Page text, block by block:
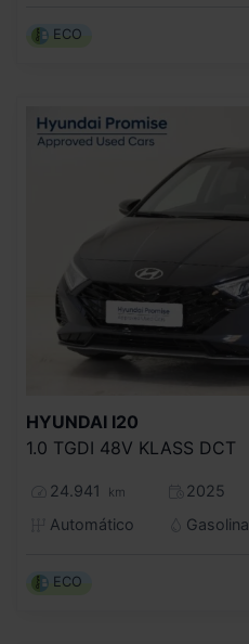
ECO
HYUNDAI I20
1.0 TGDI 48V KLASS DCT
24.941 km
2025
Automático
Gasolina
ECO